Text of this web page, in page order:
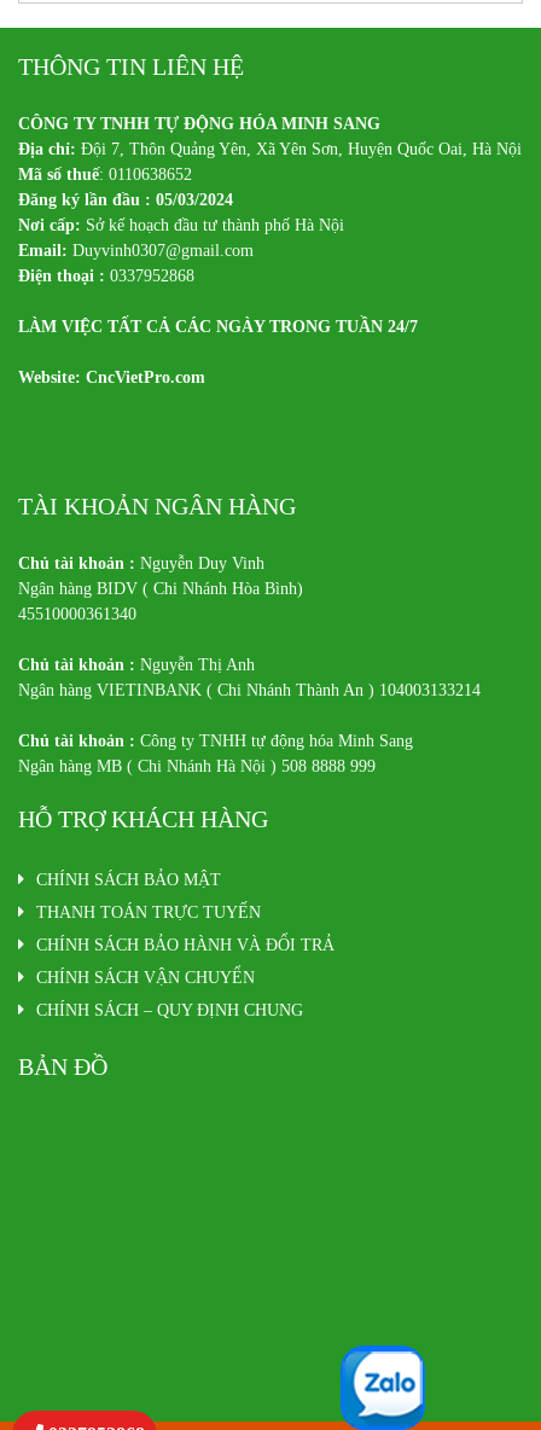
THÔNG TIN LIÊN HỆ
CÔNG TY TNHH TỰ ĐỘNG HÓA MINH SANG
Địa chỉ: Đội 7, Thôn Quảng Yên, Xã Yên Sơn, Huyện Quốc Oai, Hà Nội
Mã số thuế: 0110638652
Đăng ký lần đầu : 05/03/2024
Nơi cấp: Sở kế hoạch đầu tư thành phố Hà Nội
Email: Duyvinh0307@gmail.com
Điện thoại : 0337952868
LÀM VIỆC TẤT CẢ CÁC NGÀY TRONG TUẦN 24/7
Website: CncVietPro.com
TÀI KHOẢN NGÂN HÀNG
Chủ tài khoản : Nguyễn Duy Vinh
Ngân hàng BIDV ( Chi Nhánh Hòa Bình)
45510000361340
Chủ tài khoản : Nguyễn Thị Anh
Ngân hàng VIETINBANK ( Chi Nhánh Thành An ) 104003133214
Chủ tài khoản : Công ty TNHH tự động hóa Minh Sang
Ngân hàng MB ( Chi Nhánh Hà Nội ) 508 8888 999
HỖ TRỢ KHÁCH HÀNG
CHÍNH SÁCH BẢO MẬT
THANH TOÁN TRỰC TUYẾN
CHÍNH SÁCH BẢO HÀNH VÀ ĐỔI TRẢ
CHÍNH SÁCH VẬN CHUYỂN
CHÍNH SÁCH – QUY ĐỊNH CHUNG
BẢN ĐỒ